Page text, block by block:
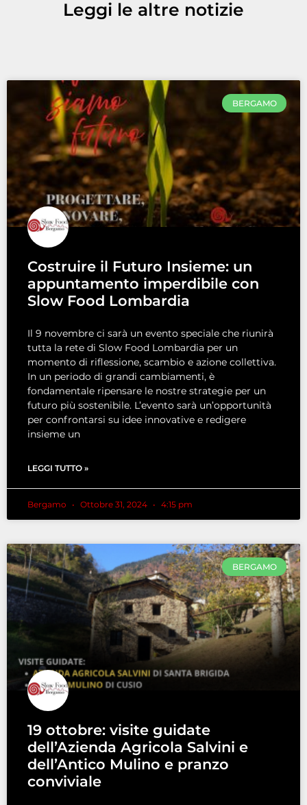
Leggi le altre notizie
BERGAMO
Costruire il Futuro Insieme: un
appuntamento imperdibile con
Slow Food Lombardia
Il 9 novembre ci sarà un evento speciale che riunirà
tutta la rete di Slow Food Lombardia per un
momento di riflessione, scambio e azione collettiva.
In un periodo di grandi cambiamenti, è
fondamentale ripensare le nostre strategie per un
futuro più sostenibile. L’evento sarà un’opportunità
per confrontarsi su idee innovative e redigere
insieme un
LEGGI TUTTO »
Bergamo Ottobre 31, 2024 4:15 pm
BERGAMO
19 ottobre: visite guidate
dell’Azienda Agricola Salvini e
dell’Antico Mulino e pranzo
conviviale